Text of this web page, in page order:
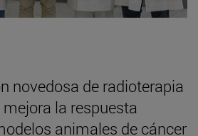
novedosa de radioterapia
la respuesta
animales de cáncer